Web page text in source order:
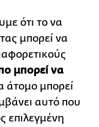
ότι το να
μπορεί να
μπορεί να
άτομο μπορεί
αυτό που
επιλεγμένη